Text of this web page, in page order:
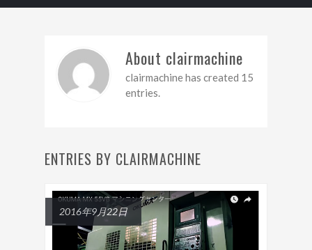
About clairmachine
clairmachine has created 15
entries.
ENTRIES BY CLAIRMACHINE
2016年9月22日